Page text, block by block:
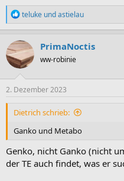
R
e
a
k
t
i
o
n
e
teluke undastielau
PrimaNoctis
ww-robinie
2. Dezember 2023
Dietrich schrieb:
Ganko und Metabo
Genko, nicht Ganko (nicht
der TE auch findet, was er